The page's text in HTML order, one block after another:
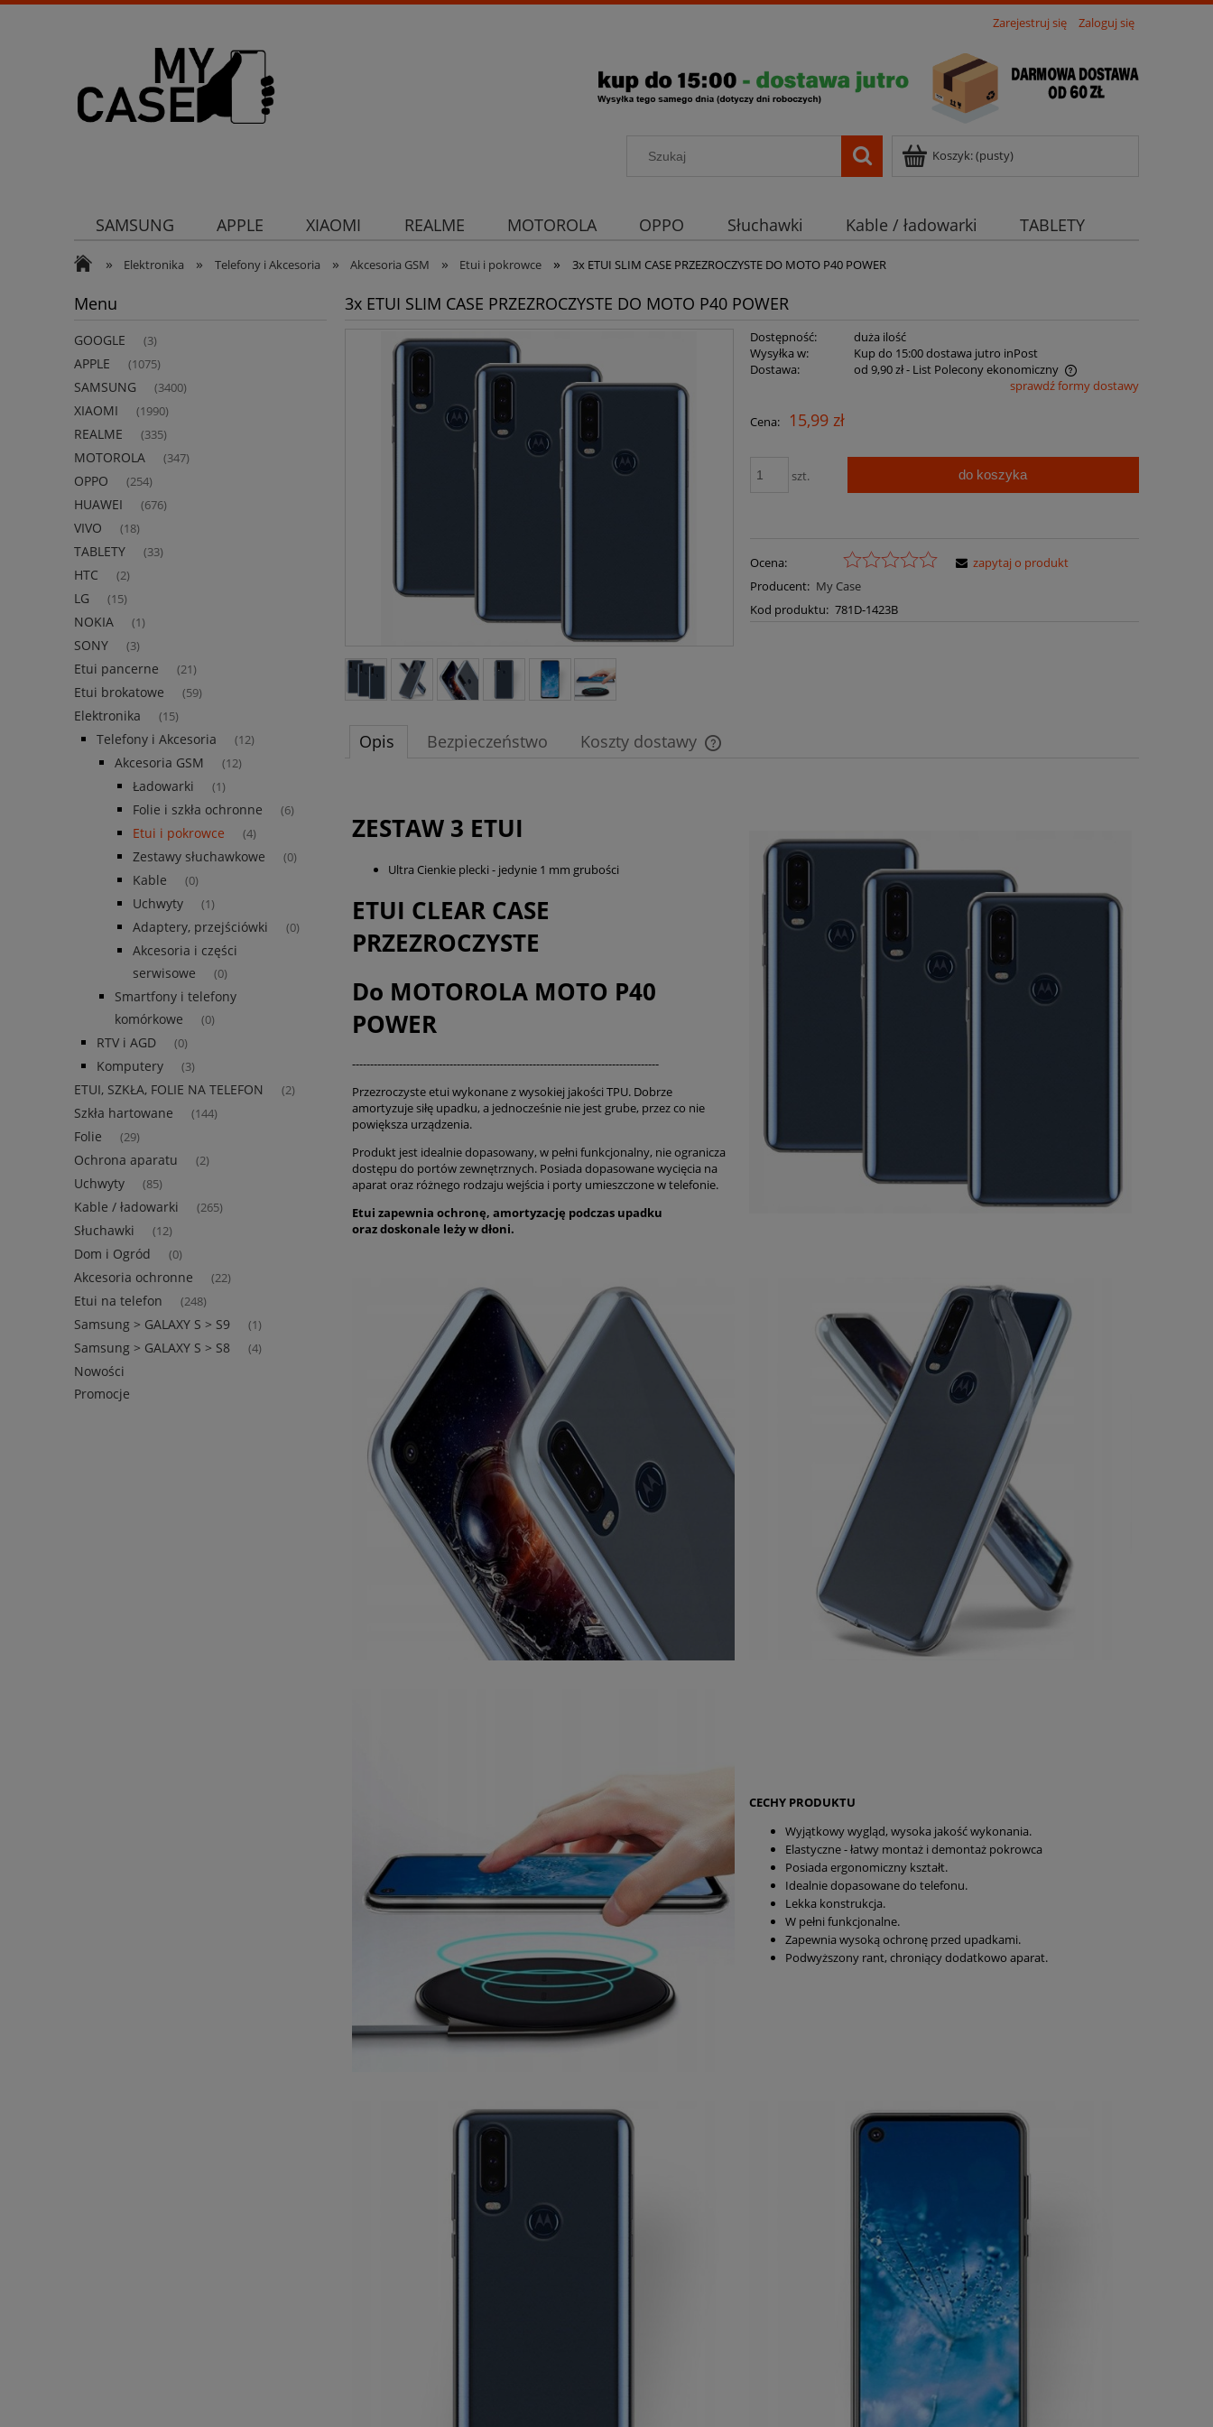
Zarejestruj się Zaloguj się
Koszyk:(pusty)
SAMSUNG APPLE XIAOMI REALME MOTOROLA OPPO Słuchawki Kable / ładowarki
TABLETY
Uchwyty
Ochrona aparatu Ochrona aparatu Strona główna
» Elektronika » Telefony i Akcesoria » Akcesoria GSM » Etui i pokrowce » 3x ETUI SLIM CASE PRZEZROCZYSTE DO MOTO P40 POWER
Menu
GOOGLE (3)
APPLE (1075)
SAMSUNG (3400)
XIAOMI (1990)
REALME (335)
MOTOROLA (347)
OPPO (254)
HUAWEI (676)
VIVO (18)
TABLETY (33)
HTC (2)
LG (15)
NOKIA (1)
SONY (3)
Etui pancerne (21)
Etui brokatowe (59)
Elektronika (15)
Telefony i Akcesoria (12)
Akcesoria GSM (12)
Ładowarki (1)
Folie i szkła ochronne (6)
Etui i pokrowce (4)
Zestawy słuchawkowe (0)
Kable (0)
Uchwyty (1)
Adaptery, przejściówki (0)
Akcesoria i części
serwisowe
(0)
Smartfony i telefony
komórkowe
(0)
RTV i AGD (0)
Komputery (3)
ETUI, SZKŁA, FOLIE NA TELEFON (2)
Szkła hartowane (144)
Folie (29)
Ochrona aparatu (2)
Uchwyty (85)
Kable / ładowarki (265)
Słuchawki (12)
Dom i Ogród (0)
Akcesoria ochronne (22)
Etui na telefon (248)
Samsung > GALAXY S > S9 (1)
Samsung > GALAXY S > S8 (4)
Nowości
Promocje
3x ETUI SLIM CASE PRZEZROCZYSTE DO MOTO P40 POWER
Dostępność:
duża ilość
Wysyłka w:
Kup do 15:00 dostawa jutro inPost
Dostawa:
od 9,90 zł- List Polecony ekonomiczny
płatności
sprawdź formy dostawy
Cena: 15,99 zł
szt. do koszyka
Ocena:
Producent: My Case
Kod produktu: 781D-1423B
zapytaj o produkt
Opis Bezpieczeństwo Koszty dostawy
ZESTAW 3 ETUI
Ultra Cienkie plecki - jedynie 1 mm grubości
ETUI CLEAR CASE
PRZEZROCZYSTE
Do MOTOROLA MOTO P40
POWER
-------------------------------------------------------------------------------------
Przezroczyste etui wykonane z wysokiej jakości TPU. Dobrze
amortyzuje siłę upadku, a jednocześnie nie jest grube, przez co nie
powiększa urządzenia.
Produkt jest idealnie dopasowany, w pełni funkcjonalny, nie ogranicza
dostępu do portów zewnętrznych. Posiada dopasowane wycięcia na
aparat oraz różnego rodzaju wejścia i porty umieszczone w telefonie.
Etui zapewnia ochronę, amortyzację podczas upadku
oraz doskonale leży w dłoni.
CECHY PRODUKTU
Wyjątkowy wygląd, wysoka jakość wykonania.
Elastyczne - łatwy montaż i demontaż pokrowca
Posiada ergonomiczny kształt.
Idealnie dopasowane do telefonu.
Lekka konstrukcja.
W pełni funkcjonalne.
Zapewnia wysoką ochronę przed upadkami.
Podwyższony rant, chroniący dodatkowo aparat.